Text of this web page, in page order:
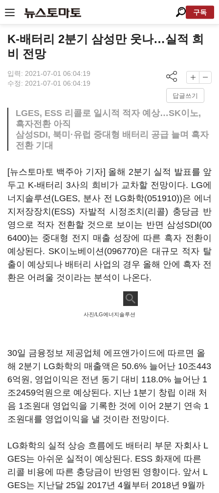
구독
K-배터리 2분기 삼성만 웃나…실적 희
비 전망
입력: 2021-07-01 06:04:19
수정: 2021-07-01 06:04:19
답글쓰기
LGES, ESS 리콜로 일시적 적자 예상…SK이노,
흑자전환 아직
삼성SDI, 북미·유럽 중대형 배터리 공급 늘며 흑자
전환 기대
[뉴스토마토 백주아 기자] 올해 2분기 실적 발표를 앞
두고 K-배터리 3사의 희비가 교차할 전망이다. LG에
너지솔루션(LGES, 분사 전 LG화학(051910))은 에너
지저장장치(ESS) 자발적 시정조치(리콜) 충당금 반
영으로 적자 전환할 것으로 보이는 반면 삼성SDI(00
6400)는 중대형 전지 매출 성장에 따른 흑자 전환이
예상된다. SK이노베이션(096770)은 대규모 적자 탈
출이 예상되나 배터리 사업의 경우 올해 안에 흑자 전
환은 어려울 것이라는 분석이 나온다.
사진/LG에너지솔루션
30일 금융정보 제공업체 에프앤가이드에 따르면 올
해 2분기 LG화학의 매출액은 50.6% 늘어난 10조443
6억원, 영업이익은 전년 동기 대비 118.0% 늘어난 1
조2459억원으로 예상된다. 지난 1분기 창립 이래 처
음 1조원대 영업익을 기록한 것에 이어 2분기 연속 1
조원대를 영업이익을 낼 것이란 전망이다.
LG화학의 실적 상승 흐름에도 배터리 부문 자회사 L
GES는 아쉬운 실적이 예상된다. ESS 화재에 따른
리콜 비용에 따른 충당금이 반영된 영향이다. 앞서 L
GES는 지난달 25일 2017년 4월부터 2018년 9월까